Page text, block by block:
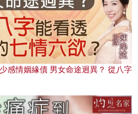
感情姻緣債 男女命途迥異？ 從八字